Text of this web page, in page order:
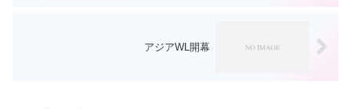
アジアWL開幕